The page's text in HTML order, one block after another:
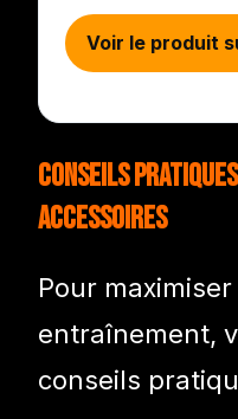
Voir le produit
Conseils
Accessoires
Pour
entraînement,
conseils